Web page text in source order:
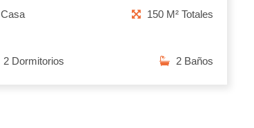
Casa 150 M² Totales
2 Dormitorios 2 Baños